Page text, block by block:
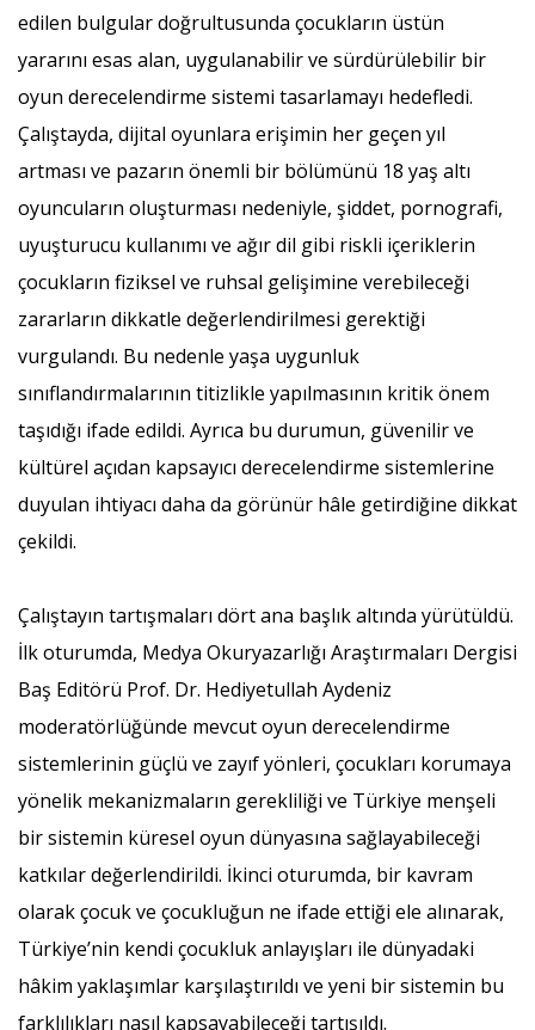
edilen bulgular doğrultusunda çocukların üstün
yararını esas alan, uygulanabilir ve sürdürülebilir bir
oyun derecelendirme sistemi tasarlamayı hedefledi.
Çalıştayda, dijital oyunlara erişimin her geçen yıl
artması ve pazarın önemli bir bölümünü 18 yaş altı
oyuncuların oluşturması nedeniyle, şiddet, pornografi,
uyuşturucu kullanımı ve ağır dil gibi riskli içeriklerin
çocukların fiziksel ve ruhsal gelişimine verebileceği
zararların dikkatle değerlendirilmesi gerektiği
vurgulandı. Bu nedenle yaşa uygunluk
sınıflandırmalarının titizlikle yapılmasının kritik önem
taşıdığı ifade edildi. Ayrıca bu durumun, güvenilir ve
kültürel açıdan kapsayıcı derecelendirme sistemlerine
duyulan ihtiyacı daha da görünür hâle getirdiğine dikkat
çekildi.
Çalıştayın tartışmaları dört ana başlık altında yürütüldü.
İlk oturumda, Medya Okuryazarlığı Araştırmaları Dergisi
Baş Editörü Prof. Dr. Hediyetullah Aydeniz
moderatörlüğünde mevcut oyun derecelendirme
sistemlerinin güçlü ve zayıf yönleri, çocukları korumaya
yönelik mekanizmaların gerekliliği ve Türkiye menşeli
bir sistemin küresel oyun dünyasına sağlayabileceği
katkılar değerlendirildi. İkinci oturumda, bir kavram
olarak çocuk ve çocukluğun ne ifade ettiği ele alınarak,
Türkiye’nin kendi çocukluk anlayışları ile dünyadaki
hâkim yaklaşımlar karşılaştırıldı ve yeni bir sistemin bu
farklılıkları nasıl kapsayabileceği tartışıldı.